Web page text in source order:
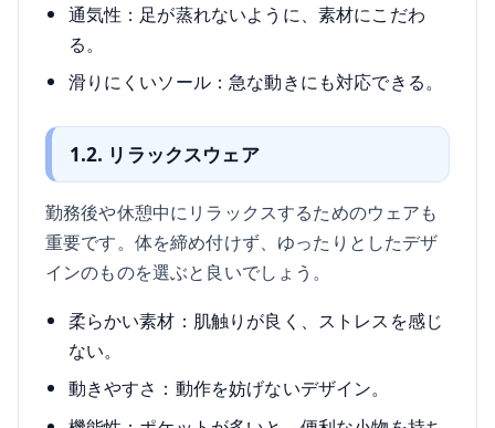
通気性：足が蒸れないように、素材にこだわ
る。
滑りにくいソール：急な動きにも対応できる。
1.2. リラックスウェア
勤務後や休憩中にリラックスするためのウェアも
重要です。体を締め付けず、ゆったりとしたデザ
インのものを選ぶと良いでしょう。
柔らかい素材：肌触りが良く、ストレスを感じ
ない。
動きやすさ：動作を妨げないデザイン。